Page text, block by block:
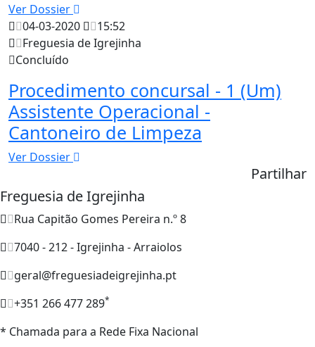
Ver Dossier
04-03-2020
15:52
Freguesia de Igrejinha
Concluído
Procedimento concursal - 1 (Um)
Assistente Operacional -
Cantoneiro de Limpeza
Ver Dossier
Partilhar
Freguesia de Igrejinha
Rua Capitão Gomes Pereira n.º 8
7040 - 212 - Igrejinha - Arraiolos
geral@freguesiadeigrejinha.pt
+351 266 477 289*
* Chamada para a Rede Fixa Nacional